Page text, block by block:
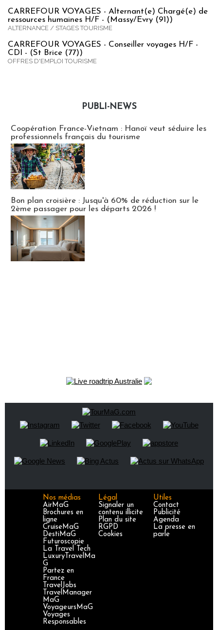
CARREFOUR VOYAGES - Alternant(e) Chargé(e) de
ressources humaines H/F - (Massy/Evry (91))
ALTERNANCE / STAGES TOURISME
CARREFOUR VOYAGES - Conseiller voyages H/F -
CDI - (St Brice (77))
OFFRES D'EMPLOI TOURISME
PUBLI-NEWS
Coopération France-Vietnam : Hanoï veut séduire les
professionnels français du tourisme
Bon plan croisière : Jusqu'à 60% de réduction sur le
2ème passager pour les départs 2026 !
Nos médias
AirMaG
Brochures en
ligne
CruiseMaG
DestiMaG
Futuroscopie
La Travel Tech
LuxuryTravelMa
G
Partez en
France
TravelJobs
TravelManager
MaG
VoyageursMaG
Voyages
Responsables
Légal
Signaler un
contenu illicite
Plan du site
RGPD
Cookies
Utiles
Contact
Publicité
Agenda
La presse en
parle